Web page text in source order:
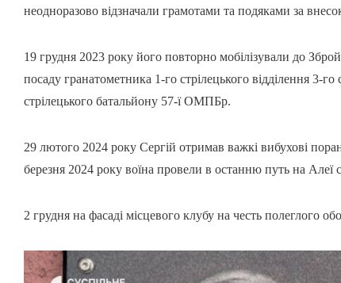
неодноразово відзначали грамотами та подяками за
19 грудня 2023 року його повторно мобілізували до
посаду гранатометника 1-го стрілецького відділення 3-
стрілецького батальйону 57-ї ОМПБр.
29 лютого 2024 року Сергій отримав важкі вибухові
березня 2024 року воїна провели в останню путь на Алеї
2 грудня на фасаді місцевого клубу на честь полеглого